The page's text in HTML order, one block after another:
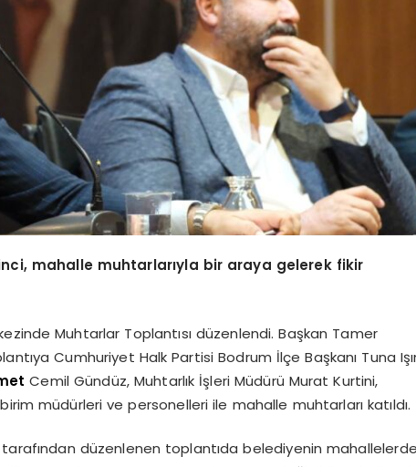
mahalle muhtarlarıyla bir araya gelerek fikir
Muhtarlar Toplantısı düzenlendi. Başkan Tamer
Cumhuriyet Halk Partisi Bodrum İlçe Başkanı Tuna
Cemil Gündüz, Muhtarlık İşleri Müdürü Murat Kurtini,
müdürleri ve personelleri ile mahalle muhtarları katıldı.
tarafından düzenlenen toplantıda belediyenin mahallelerde